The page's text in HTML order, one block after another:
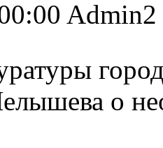
Admin2
о